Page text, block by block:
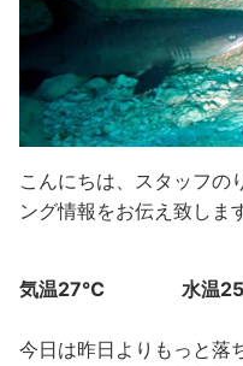
こんにちは、スタッフの
ング情報をお伝え致しま
気温27℃ 水
今日は昨日よりもっと落